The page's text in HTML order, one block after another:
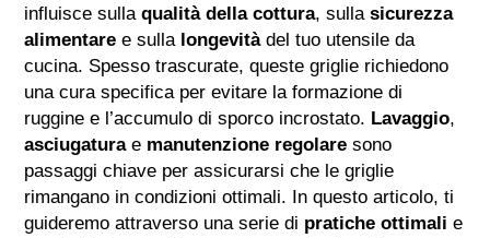
influisce sullaqualità della cottura, sullasicurezza
alimentare e sulla longevitàdel tuo utensile da
cucina. Spesso trascurate, queste griglie richiedono
una cura specifica per evitare la formazione di
ruggine e l’accumulo di sporco incrostato. Lavaggio,
asciugaturae manutenzione regolare sono
passaggi chiave per assicurarsi che le griglie
rimangano in condizioni ottimali. In questo articolo, ti
guideremo attraverso una serie di pratiche ottimali e